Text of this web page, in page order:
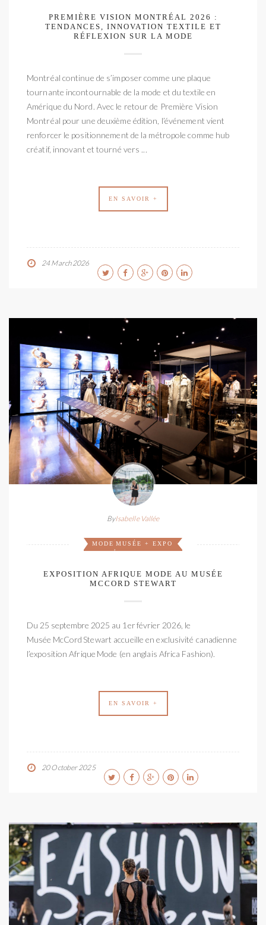
PREMIÈRE VISION MONTRÉAL 2026 :
TENDANCES, INNOVATION TEXTILE ET
RÉFLEXION SUR LA MODE
Montréal continue de s’imposer comme une plaque
tournante incontournable de la mode et du textile en
Amérique du Nord. Avec le retour de Première Vision
Montréal pour une deuxième édition, l’événement vient
renforcer le positionnement de la métropole comme hub
créatif, innovant et tourné vers ...
EN SAVOIR +
24 March 2026
ByIsabelle Vallée
MODE
,
MUSÉE + EXPO
EXPOSITION AFRIQUE MODE AU MUSÉE
MCCORD STEWART
Du 25 septembre 2025 au 1er février 2026, le
Musée McCord Stewart accueille en exclusivité canadienne
l’exposition Afrique Mode (en anglais Africa Fashion).
EN SAVOIR +
20 October 2025